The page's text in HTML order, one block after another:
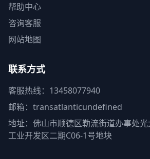
帮助中心
咨询客服
网站地图
联系方式
客服热线：13458077940
邮箱：transatlanticundefined
地址：佛山市顺德区勒流街道办事处
工业开发区二期C06-1号地块